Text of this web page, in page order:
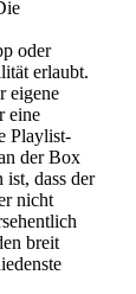
oder
erlaubt.
eigene
eine
Playlist-
der Box
dass der
nicht
breit